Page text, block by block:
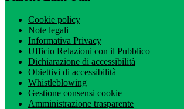
Cookie policy
Note legali
Informativa Privacy
Ufficio Relazioni con il Pubblico
Dichiarazione di accessibilità
Obiettivi di accessibilità
Whistleblowing
Gestione consensi cookie
Amministrazione trasparente